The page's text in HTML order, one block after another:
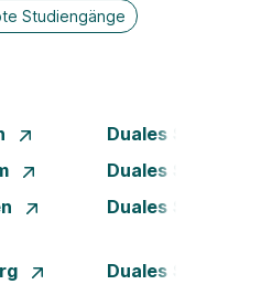
Studiengänge
Duales Studium
Duales Studium
Duales Studium
Duales Studium